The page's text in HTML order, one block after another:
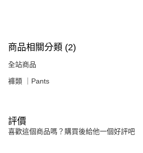
商品相關分類 (2)
全站商品
褲類 ｜Pants
評價
喜歡這個商品嗎？購買後給他一個好評吧